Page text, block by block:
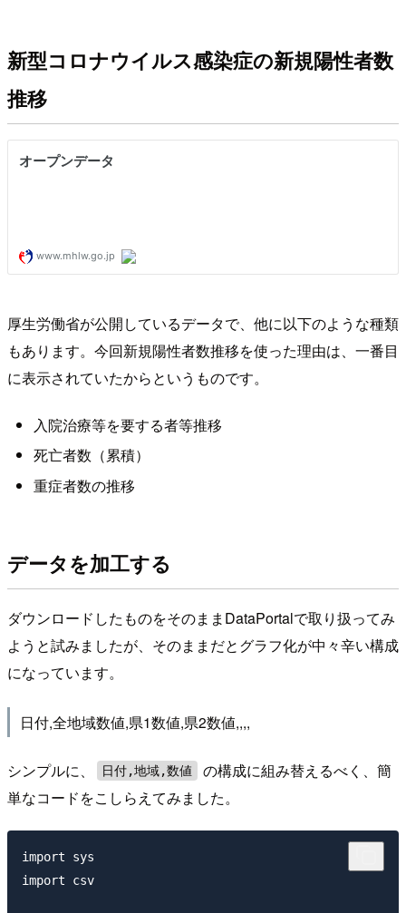
新型コロナウイルス感染症の新規陽性者数
推移
厚生労働省が公開しているデータで、他に以下のような種類
もあります。今回新規陽性者数推移を使った理由は、一番目
に表示されていたからというものです。
入院治療等を要する者等推移
死亡者数（累積）
重症者数の推移
データを加工する
ダウンロードしたものをそのままDataPortalで取り扱ってみ
ようと試みましたが、そのままだとグラフ化が中々辛い構成
になっています。
日付,全地域数値,県1数値,県2数値,,,,
シンプルに、 日付,地域,数値
の構成に組み替えるべく、簡
単なコードをこしらえてみました。
import sys
import csv